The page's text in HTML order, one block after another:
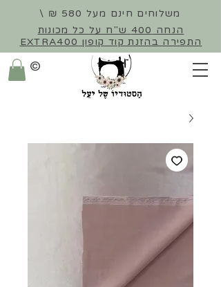
משלוחים חינם מעל 580 ₪ \
הנחה 400 ש"ח על כל מכונות
התפירה בהזנת קוד קופון EXTRA400
©